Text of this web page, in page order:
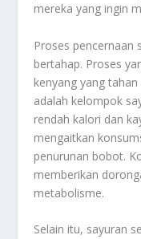
mereka yang ingin
Proses pencernaan
bertahap. Proses
kenyang yang
adalah kelompok
rendah kalori dan
mengaitkan
penurunan bobot.
memberikan
metabolisme.
Selain itu, sayuran